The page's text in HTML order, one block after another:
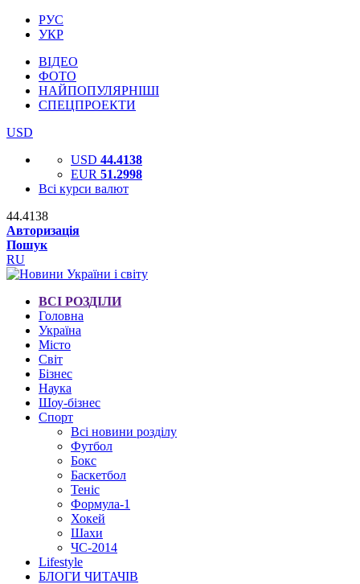
РУС
УКР
ВІДЕО
ФОТО
НАЙПОПУЛЯРНІШІ
СПЕЦПРОЕКТИ
USD
USD 44.4138
EUR 51.2998
Всі курси валют
44.4138
Авторизація
Пошук
RU
ВСІ РОЗДІЛИ
Головна
Україна
Місто
Світ
Бізнес
Наука
Шоу-бізнес
Спорт
Всі новини розділу
Футбол
Бокс
Баскетбол
Теніс
Формула-1
Хокей
Шахи
ЧС-2014
Lifestyle
БЛОГИ ЧИТАЧІВ